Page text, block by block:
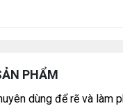
PHẨM
dùng để rẽ và làm